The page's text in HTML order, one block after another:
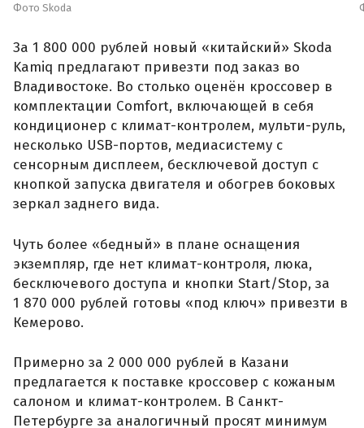
Фото Skoda
За 1 800 000 рублей новый «китайский» Skoda
Kamiq предлагают привезти под заказ во
Владивостоке. Во столько оценён кроссовер в
комплектации Comfort, включающей в себя
кондиционер с климат-контролем, мульти-руль,
несколько USB-портов, медиасистему с
сенсорным дисплеем, бесключевой доступ с
кнопкой запуска двигателя и обогрев боковых
зеркал заднего вида.
Чуть более «бедный» в плане оснащения
экземпляр, где нет климат-контроля, люка,
бесключевого доступа и кнопки Start/Stop, за
1 870 000 рублей готовы «под ключ» привезти в
Кемерово.
Примерно за 2 000 000 рублей в Казани
предлагается к поставке кроссовер с кожаным
салоном и климат-контролем. В Санкт-
Петербурге за аналогичный просят минимум